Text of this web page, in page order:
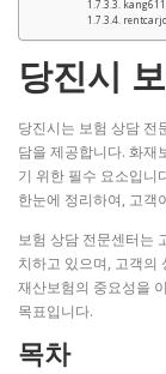
kang611
당진시
당진시는 보험 상담 전
담을 제공합니다. 화재
기 위한 필수 요소입니
한눈에 정리하여, 고객
보험 상담 전문센터는
치하고 있으며, 고객의
재산보험의 중요성을
목표입니다.
목차